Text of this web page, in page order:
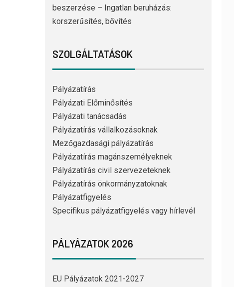
beszerzése – Ingatlan beruházás:
korszerűsítés, bővítés
SZOLGÁLTATÁSOK
Pályázatírás
Pályázati Előminősítés
Pályázati tanácsadás
Pályázatírás vállalkozásoknak
Mezőgazdasági pályázatírás
Pályázatírás magánszemélyeknek
Pályázatírás civil szervezeteknek
Pályázatírás önkormányzatoknak
Pályázatfigyelés
Specifikus pályázatfigyelés vagy hírlevél
PÁLYÁZATOK 2026
EU Pályázatok 2021-2027